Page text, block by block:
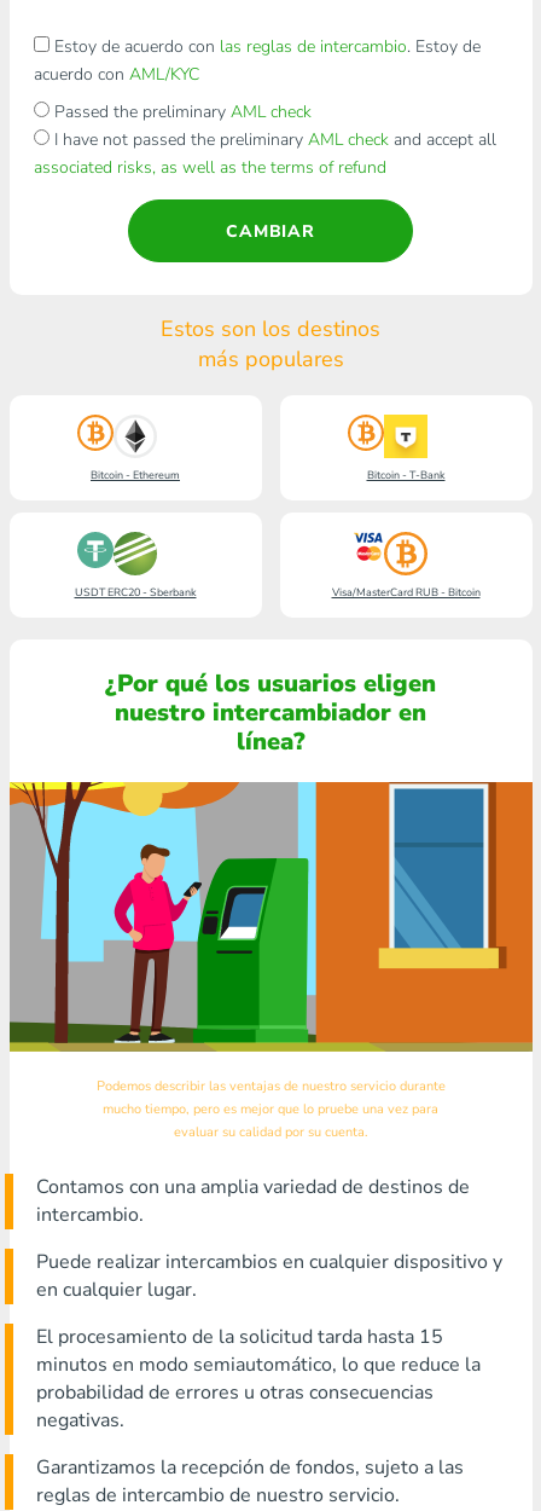
Estoy de acuerdo con las reglas de intercambio. Estoy de
acuerdo con AML/KYC
Passed the preliminary AML check
I have not passed the preliminary AML checkand accept all
associated risks, as well as the terms of refund
CAMBIAR
Estos son los destinos
más populares
Bitcoin - Ethereum Bitcoin - T-Bank
USDT ERC20 - Sberbank Visa/MasterCard RUB - Bitcoin
¿Por qué los usuarios eligen
nuestro intercambiador en
línea?
Podemos describir las ventajas de nuestro servicio durante
mucho tiempo, pero es mejor que lo pruebe una vez para
evaluar su calidad por su cuenta.
Contamos con una amplia variedad de destinos de
intercambio.
Puede realizar intercambios en cualquier dispositivo y
en cualquier lugar.
El procesamiento de la solicitud tarda hasta 15
minutos en modo semiautomático, lo que reduce la
probabilidad de errores u otras consecuencias
negativas.
Garantizamos la recepción de fondos, sujeto a las
reglas de intercambio de nuestro servicio.